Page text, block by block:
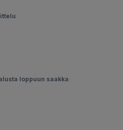
loppuun saakka